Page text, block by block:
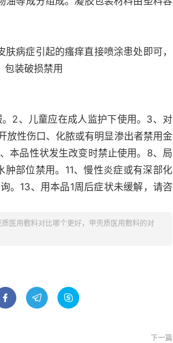
病症引起的瘙痒直接喷涂患处即可，
包装破损禁用
2、儿童应在成人监护下使用。3、对
放性伤口、化脓或有明显渗出者禁用金
本品性状发生改变时禁止使用。8、局
部位禁用。11、慢性炎症或有深部化
。13、用本品1周后症状未缓解，请咨
医用敷料对比哪个更好，甲壳质医用敷料的对
  
下一篇